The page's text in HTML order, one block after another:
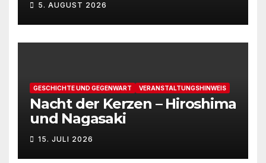
5. AUGUST 2026
GESCHICHTE UND GEGENWART VERANSTALTUNGSHINWEIS
Nacht der Kerzen – Hiroshima
und Nagasaki
15. JULI 2026